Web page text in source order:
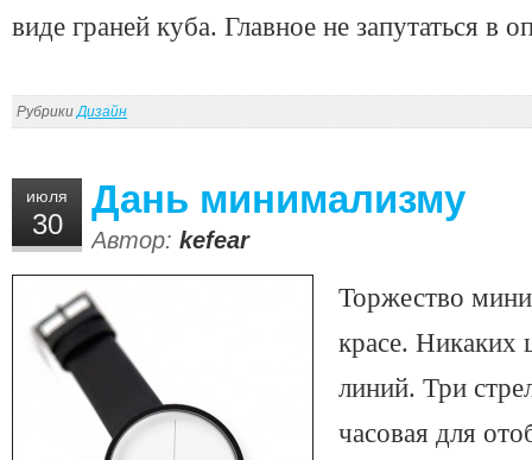
виде граней куба. Главное не запутаться в
Рубрики Дизайн
июля
30
Дань минимализму
Автор: kefear
Торжество
красе.
линий. Три
часовая для